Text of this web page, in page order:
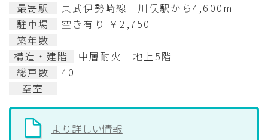
最寄駅
東武伊勢崎線 川俣駅から4,600m
駐車場
空き有り ￥2,750
築年数
構造・建階
中層耐火 地上5階
総戸数
40
空室
より詳しい情報